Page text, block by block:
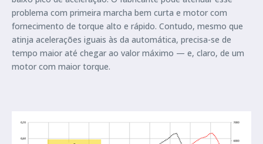
problema com primeira marcha bem curta e motor com
fornecimento de torque alto e rápido. Contudo, mesmo que
atinja acelerações iguais às da automática, precisa-se de
tempo maior até chegar ao valor máximo — e, claro, de um
motor com maior torque.